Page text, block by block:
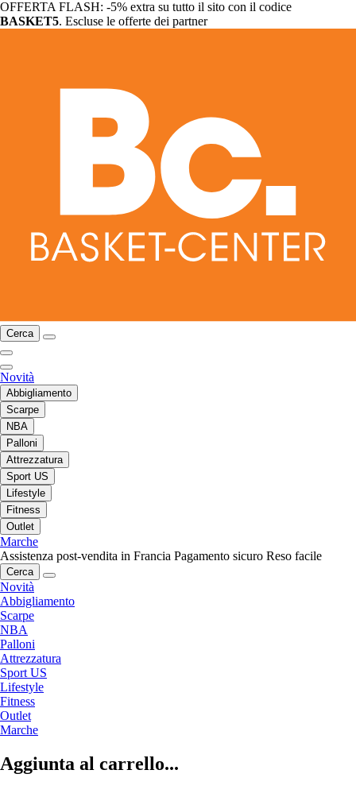
OFFERTA FLASH: -5% extra su tutto il sito con il codice
BASKET5. Escluse le offerte dei partner
Cerca
Novità
Abbigliamento
Scarpe
NBA
Palloni
Attrezzatura
Sport US
Lifestyle
Fitness
Outlet
Marche
Assistenza post-vendita in Francia Pagamento sicuro Reso facile
Cerca
Novità
Abbigliamento
Scarpe
NBA
Palloni
Attrezzatura
Sport US
Lifestyle
Fitness
Outlet
Marche
Aggiunta al carrello...